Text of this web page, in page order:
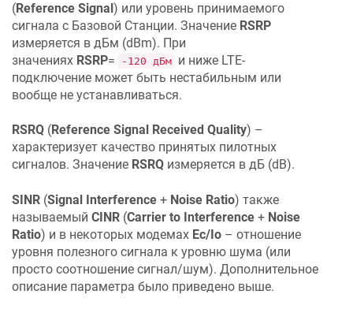
(Reference Signal) или уровень принимаемого
сигнала с Базовой Станции. Значение RSRP
измеряется в дБм (dBm). При
значениях RSRP= -120 дБм и ниже LTE-
подключение может быть нестабильным или
вообще не устанавливаться.
RSRQ (Reference Signal Received Quality) –
характеризует качество принятых пилотных
сигналов. Значение RSRQ измеряется в дБ (dB).
SINR (Signal Interference + Noise Ratio) также
называемый CINR (Carrier to Interference + Noise
Ratio) и в некоторых модемах Ec/Io – отношение
уровня полезного сигнала к уровню шума (или
просто соотношение сигнал/шум). Дополнительное
описание параметра было приведено выше.